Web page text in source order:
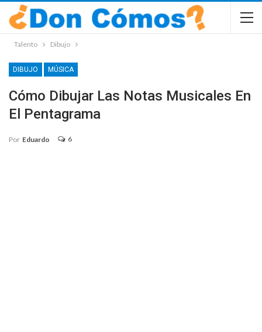
Talento Dibujo
DIBUJO MÚSICA
Cómo Dibujar Las Notas Musicales En
El Pentagrama
Por Eduardo 6